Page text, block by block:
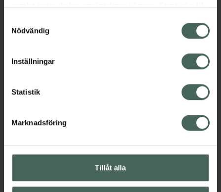
återkalla ditt samtycke via webbplatsens
cookieinställningar. Ett återkallat samtycke påverkar inte
lagligheten av behandling som skett innan återkallelsen.
Nödvändig
Inställningar
Statistik
Marknadsföring
Tillåt alla
Kronans Apotek finns här för dig. Du hittar oss från Skåne i
datorn. Oavsett vem du är så är det vårt uppdrag att
med oss.
Kundservice
Kontakta oss
Hitta apotek